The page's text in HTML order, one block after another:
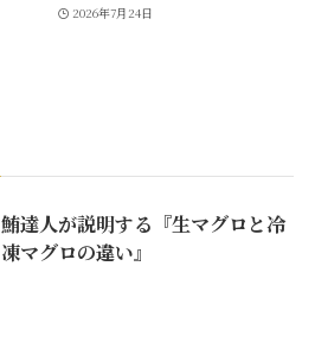
2026年7月24日
鮪達人が説明する『生マグロと冷
凍マグロの違い』